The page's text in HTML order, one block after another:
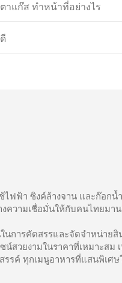
าแก๊ส ทำหน้าที่อย่างไร
ไฟฟ้า ซิงค์ล้างจาน และก๊อกน้
งความเชื่อมั่นให้กับคนไทยมา
นการคัดสรรและจัดจำหน่าย
สวยงามในราคาที่เหมาะสม
รรค์ ทุกเมนูอาหารที่แสนพิเศ